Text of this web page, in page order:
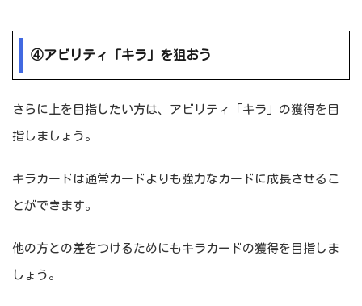
④アビリティ「キラ」を狙おう
さらに上を目指したい方は、アビリティ「キラ」の獲得を目
指しましょう。
キラカードは通常カードよりも強力なカードに成長させるこ
とができます。
他の方との差をつけるためにもキラカードの獲得を目指しま
しょう。